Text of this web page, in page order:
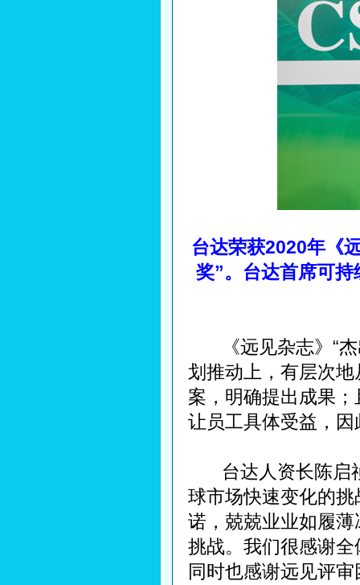
台达荣获2020年《
奖”。台达首席可
《远见杂志》“杰
划推动上，有层次
案，明确提出成果
让员工具体受益，
台达人资长陈启祯
球市场快速变化的
诺，兢兢业业如履
挑战。我们很感谢
同时也感谢远见评